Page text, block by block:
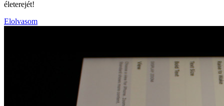
életerejét!
Elolvasom